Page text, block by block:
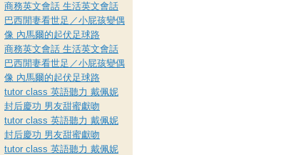
商務英文會話 生活英文會話
巴西閒妻看世足／小屁孩變偶
像 內馬爾的起伏足球路
商務英文會話 生活英文會話
巴西閒妻看世足／小屁孩變偶
像 內馬爾的起伏足球路
tutor class 英語聽力 戴佩妮
封后慶功 男友甜蜜獻吻
tutor class 英語聽力 戴佩妮
封后慶功 男友甜蜜獻吻
tutor class 英語聽力 戴佩妮